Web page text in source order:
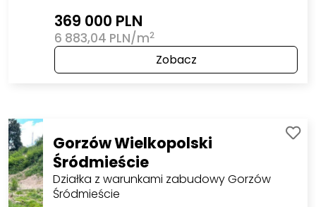
369 000 PLN
6 883,04 PLN/m2
Zobacz
Gorzów Wielkopolski
Śródmieście
Działka z warunkami zabudowy Gorzów
Śródmieście